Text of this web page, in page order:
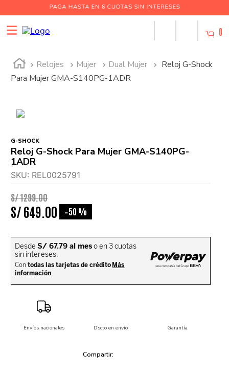
0
Relojes Mujer Dual Mujer
Reloj G-Shock
Para Mujer GMA-S140PG-1ADR
G-SHOCK
Reloj G-Shock Para Mujer GMA-S140PG-
1ADR
SKU: REL0025791
S/1299.00
S/649 00 -50 %
Envíos nacionales Dscto en envío Garantía